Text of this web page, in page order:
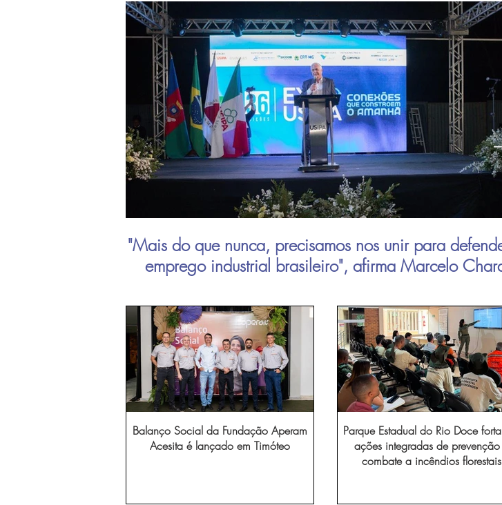
"Mais do que nunca, precisamos nos unir para
emprego industrial brasileiro", afirma Marcelo
Balanço Social da Fundação Aperam
Acesita é lançado em Timóteo
Parque Estadual do Rio Doce
ações integradas de
combate a incêndios florestais